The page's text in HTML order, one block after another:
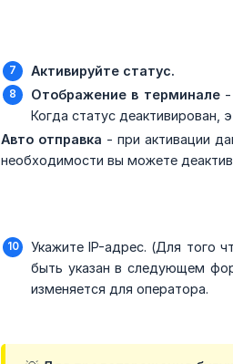
Активируйте статус.
Отображение в терминале-
Когда статус деактивирован,
Авто отправка - при активации
необходимости вы можете
Укажите IP-адрес. (Для того
быть указан в следующем
изменяется для оператора.